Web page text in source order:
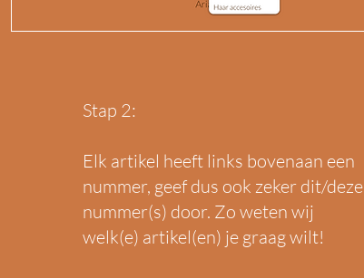
Stap 2:
Elk artikel heeft links bovenaan een
nummer, geef dus ook zeker dit/deze
nummer(s) door. Zo weten wij
welk(e) artikel(en) je graag wilt!